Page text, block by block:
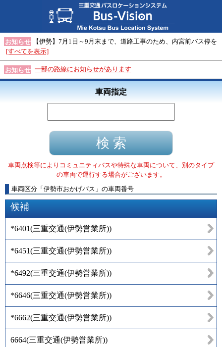
お知らせ
【伊勢】7月1日～9月末まで、道路工事のため、内宮前バス停を
[すべてを表示]
お知らせ 一部の路線にお知らせがあります
車両指定
車両点検等によりコミュニティバスや特殊な車両について、別のタイプ
の車両で運行する場合がございます。
車両区分 「 伊勢市おかげバス 」 の車両番号
候補
*6401(三重交通(伊勢営業所))
*6451(三重交通(伊勢営業所))
*6492(三重交通(伊勢営業所))
*6646(三重交通(伊勢営業所))
*6662(三重交通(伊勢営業所))
6664(三重交通(伊勢営業所))